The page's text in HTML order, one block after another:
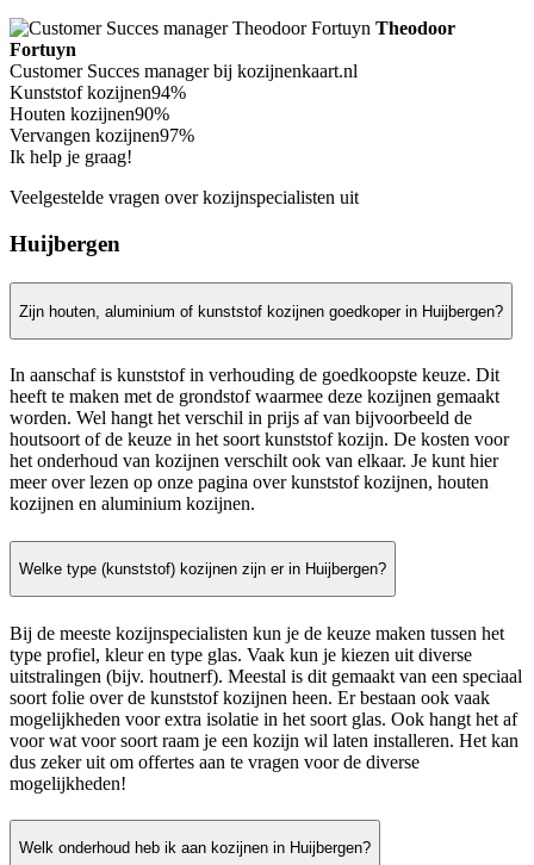
Theodoor
Fortuyn
Customer Succes manager bij kozijnenkaart.nl
Kunststof kozijnen94%
Houten kozijnen90%
Vervangen kozijnen97%
Ik help je graag!
Veelgestelde vragen over kozijnspecialisten uit
Huijbergen
Zijn houten, aluminium of kunststof kozijnen goedkoper in Huijbergen?
In aanschaf is kunststof in verhouding de goedkoopste keuze. Dit
heeft te maken met de grondstof waarmee deze kozijnen gemaakt
worden. Wel hangt het verschil in prijs af van bijvoorbeeld de
houtsoort of de keuze in het soort kunststof kozijn. De kosten voor
het onderhoud van kozijnen verschilt ook van elkaar. Je kunt hier
meer over lezen op onze pagina over kunststof kozijnen, houten
kozijnen en aluminium kozijnen.
Welke type (kunststof) kozijnen zijn er in Huijbergen?
Bij de meeste kozijnspecialisten kun je de keuze maken tussen het
type profiel, kleur en type glas. Vaak kun je kiezen uit diverse
uitstralingen (bijv. houtnerf). Meestal is dit gemaakt van een speciaal
soort folie over de kunststof kozijnen heen. Er bestaan ook vaak
mogelijkheden voor extra isolatie in het soort glas. Ook hangt het af
voor wat voor soort raam je een kozijn wil laten installeren. Het kan
dus zeker uit om offertes aan te vragen voor de diverse
mogelijkheden!
Welk onderhoud heb ik aan kozijnen in Huijbergen?